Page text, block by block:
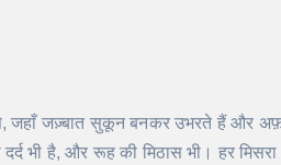
जहाँ जज़्बात सुकून बनकर उभरते हैं और
भी है, और रूह की मिठास भी। हर